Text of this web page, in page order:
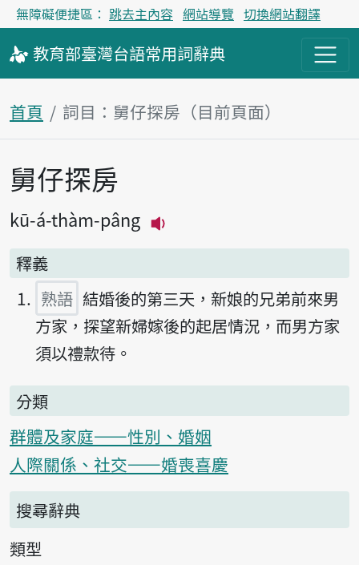
無障礙便捷區： 跳去主內容 網站導覽 切換網站翻譯
教育部臺灣台語常用詞辭典
首頁 詞目：舅仔探房（目前頁面）
主內容區塊
舅仔探房
kū-á-thàm-pâng
釋義
熟語 結婚後的第三天，新娘的兄弟前來男
方家，探望新婦嫁後的起居情況，而男方家
須以禮款待。
分類
群體及家庭——性別、婚姻
人際關係、社交——婚喪喜慶
搜尋辭典
類型